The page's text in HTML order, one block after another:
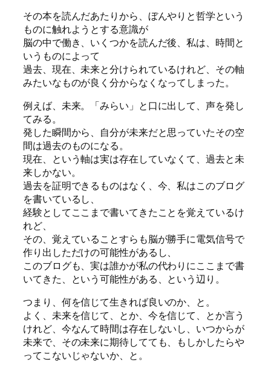
その本を読んだあたりから、ぼんやりと哲学という
ものに触れようとする意識が
脳の中で働き、いくつかを読んだ後、私は、時間と
いうものによって
過去、現在、未来と分けられているけれど、その軸
みたいなものが良く分からなくなってしまった。
例えば、未来。「みらい」と口に出して、声を発し
てみる。
発した瞬間から、自分が未来だと思っていたその空
間は過去のものになる。
現在、という軸は実は存在していなくて、過去と未
来しかない。
過去を証明できるものはなく、今、私はこのブログ
を書いているし、
経験としてここまで書いてきたことを覚えているけ
れど、
その、覚えていることすらも脳が勝手に電気信号で
作り出しただけの可能性があるし、
このブログも、実は誰かが私の代わりにここまで書
いてきた、という可能性がある、という辺り。
つまり、何を信じて生きれば良いのか、と。
よく、未来を信じて、とか、今を信じて、とか言う
けれど、今なんて時間は存在しないし、いつからが
未来で、その未来に期待してても、もしかしたらや
ってこないじゃないか、と。